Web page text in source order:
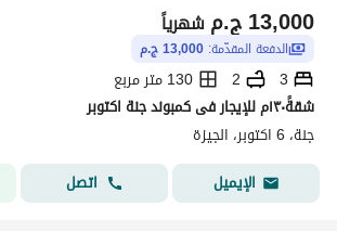
ج.م13,000 شهرياً
الدفعة المقدّمة: 13,000 ج.م
3
2
130 متر مربع
شقةً١٣٠م للإيجار فى كمبوند جنة اكتوبر
جنة، 6 اكتوبر، الجيزة
الإيميل
اتصل